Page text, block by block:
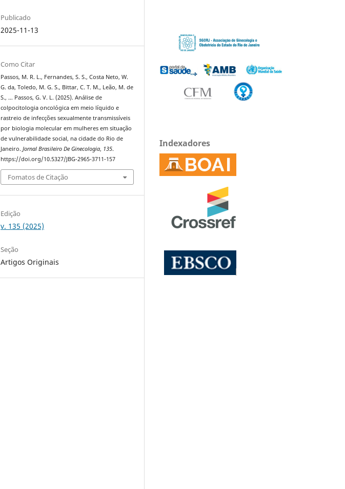
Publicado
2025-11-13
Como Citar
Passos, M. R. L., Fernandes, S. S., Costa Neto, W.
G. da, Toledo, M. G. S., Bittar, C. T. M., Leão, M. de
S., … Passos, G. V. L. (2025). Análise de
colpocitologia oncológica em meio líquido e
rastreio de infecções sexualmente transmissíveis
por biologia molecular em mulheres em situação
de vulnerabilidade social, na cidade do Rio de
Janeiro.Jornal Brasileiro De Ginecologia, 135.
https://doi.org/10.5327/JBG-2965-3711-157
Fomatos de Citação
Edição
v. 135 (2025)
Seção
Artigos Originais
Indexadores